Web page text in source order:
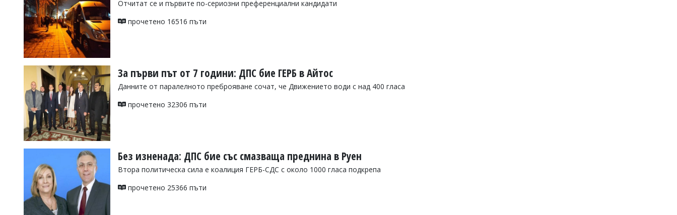
Отчитат се и първите по-сериозни преференциални кандидати
прочетено 16516 пъти
За първи път от 7 години: ДПС бие ГЕРБ в Айтос
Данните от паралелното преброяване сочат, че Движението води с над 400 гласа
прочетено 32306 пъти
Без изненада: ДПС бие със смазваща преднина в Руен
Втора политическа сила е коалиция ГЕРБ-СДС с около 1000 гласа подкрепа
прочетено 25366 пъти